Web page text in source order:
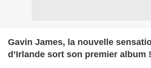
Gavin James, la nouvelle
d’Irlande sort son premier album !